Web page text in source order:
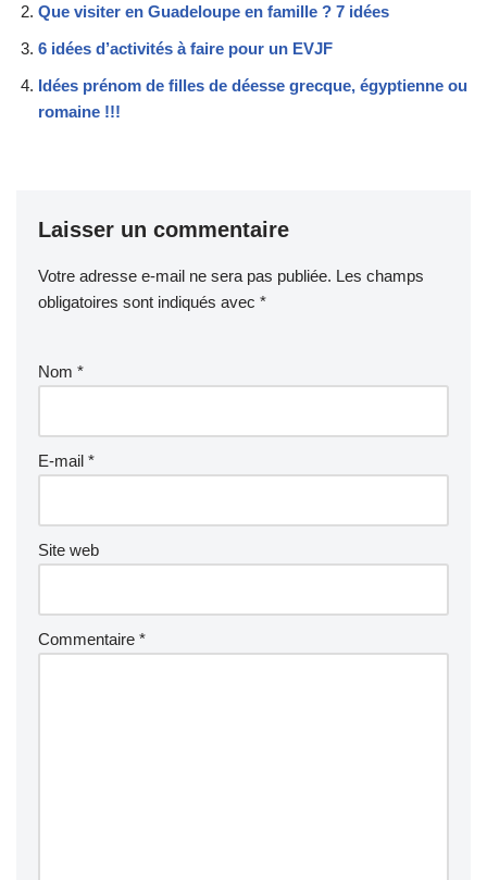
Que visiter en Guadeloupe en famille ? 7 idées
6 idées d’activités à faire pour un EVJF
Idées prénom de filles de déesse grecque, égyptienne ou
romaine !!!
Laisser un commentaire
Votre adresse e-mail ne sera pas publiée. Les champs
obligatoires sont indiqués avec *
Nom *
E-mail *
Site web
Commentaire *